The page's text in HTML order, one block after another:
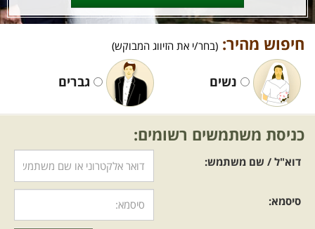
חיפוש מהיר: (בחר/י את הזיווג המבוקש)
נשים גברים
כניסת משתמשים רשומים:
דוא"ל / שם משתמש:
סיסמא: